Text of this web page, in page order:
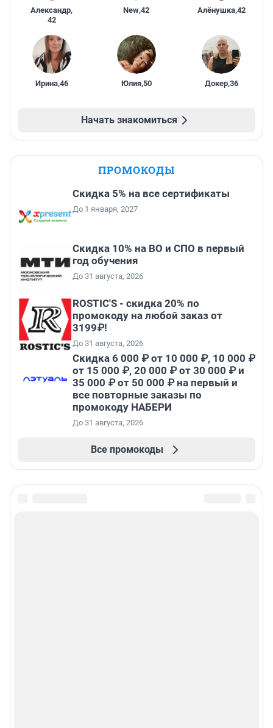
Александр,
42
New,42 Алёнушка,42
Ирина,46 Юлия,50 Докер,36
Начать знакомиться
ПРОМОКОДЫ
Скидка 5% на все сертификаты
До 1 января, 2027
Скидка 10% на ВО и СПО в первый
год обучения
До 31 августа, 2026
ROSTIC'S - скидка 20% по
промокоду на любой заказ от
3199₽!
До 31 августа, 2026
Скидка 6 000 ₽ от 10 000 ₽, 10 000 ₽
от 15 000 ₽, 20 000 ₽ от 30 000 ₽ и
35 000 ₽ от 50 000 ₽ на первый и
все повторные заказы по
промокоду НАБЕРИ
До 31 августа, 2026
Все промокоды